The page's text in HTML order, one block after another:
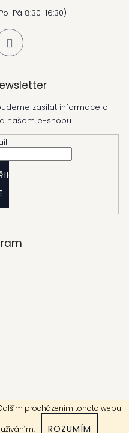
procházením tohoto webu
ROZUMÍM
Pá 8:30-16:30)
zasílat informace o
našem e-shopu.